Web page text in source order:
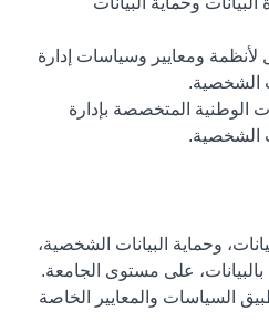
لأنظمة ومعايير وسياسات إدارة
الشخصية.
الوطنية المتخصصة بإدارة
الشخصية.
وحماية البيانات الشخصية،
على مستوى الجامعة.
السياسات والمعايير الخاصة